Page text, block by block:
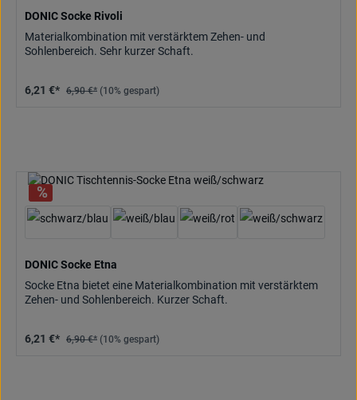
DONIC Socke Rivoli
Materialkombination mit verstärktem Zehen- und
Sohlenbereich. Sehr kurzer Schaft.
6,21 €* 6,90 €* (10% gespart)
DONIC Socke Etna
Socke Etna bietet eine Materialkombination mit verstärktem
Zehen- und Sohlenbereich. Kurzer Schaft.
6,21 €* 6,90 €* (10% gespart)